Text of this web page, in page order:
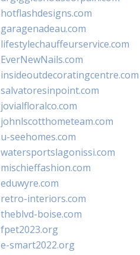
hotflashdesigns.com
garagenadeau.com
lifestylechauffeurservice.com
EverNewNails.com
insideoutdecoratingcentre.com
salvatoresinpoint.com
jovialfloralco.com
johnlscotthometeam.com
u-seehomes.com
watersportslagonissi.com
mischieffashion.com
eduwyre.com
retro-interiors.com
theblvd-boise.com
fpet2023.org
e-smart2022.org